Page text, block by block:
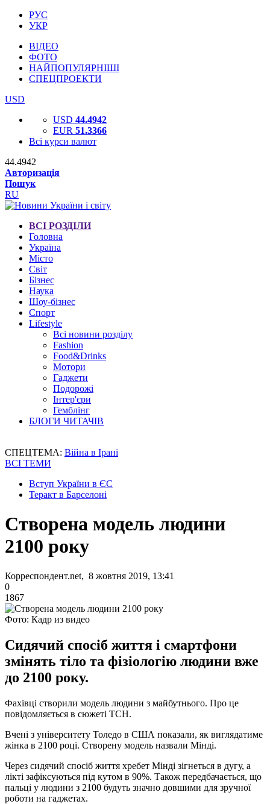
РУС
УКР
ВІДЕО
ФОТО
НАЙПОПУЛЯРНІШІ
СПЕЦПРОЕКТИ
USD
USD 44.4942
EUR 51.3366
Всі курси валют
44.4942
Авторизація
Пошук
RU
ВСІ РОЗДІЛИ
Головна
Україна
Місто
Світ
Бізнес
Наука
Шоу-бізнес
Спорт
Lifestyle
Всі новини розділу
Fashion
Food&Drinks
Мотори
Гаджети
Подорожі
Інтер'єри
Гемблінг
БЛОГИ ЧИТАЧІВ
СПЕЦТЕМА: Війна в Ірані
ВСІ ТЕМИ
Вступ України в ЄС
Теракт в Барселоні
Створена модель людини
2100 року
Корреспондент.net, 8 жовтня 2019, 13:41
0
1867
Фото: Кадр из видео
Сидячий спосіб життя і смартфони
змінять тіло та фізіологію людини вже
до 2100 року.
Фахівці створили модель людини з майбутнього. Про це
повідомляється в сюжеті ТСН.
Вчені з університету Толедо в США показали, як виглядатиме
жінка в 2100 році. Створену модель назвали Мінді.
Через сидячий спосіб життя хребет Мінді зігнеться в дугу, а
лікті зафіксуються під кутом в 90%. Також передбачається, що
пальці у людини з 2100 будуть значно довшими для зручної
роботи на гаджетах.